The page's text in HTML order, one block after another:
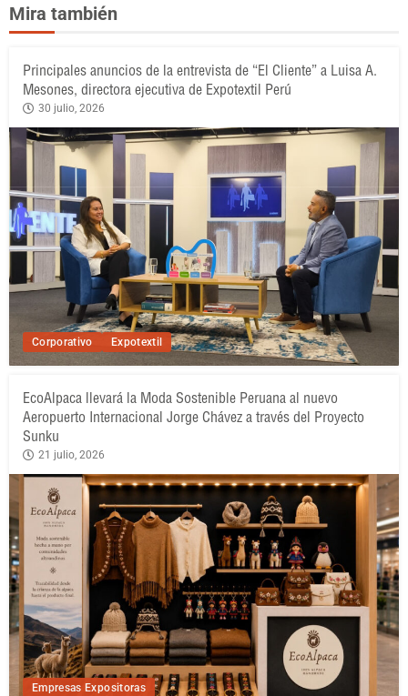
Mira también
Corporativo Expotextil
Principales anuncios de la entrevista de “El Cliente” a Luisa A.
Mesones, directora ejecutiva de Expotextil Perú
30 julio, 2026
Empresas Expositoras
EcoAlpaca llevará la Moda Sostenible Peruana al nuevo
Aeropuerto Internacional Jorge Chávez a través del Proyecto
Sunku
21 julio, 2026